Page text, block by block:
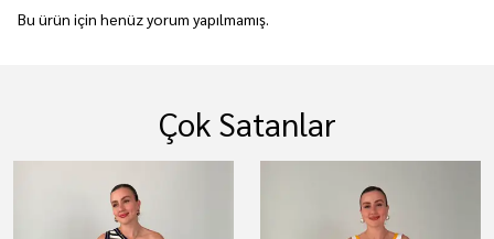
Bu ürün için henüz yorum yapılmamış.
Çok Satanlar